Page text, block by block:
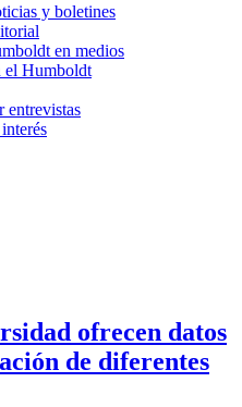
y boletines
en medios
el Humboldt
entrevistas
ofrecen datos
de diferentes